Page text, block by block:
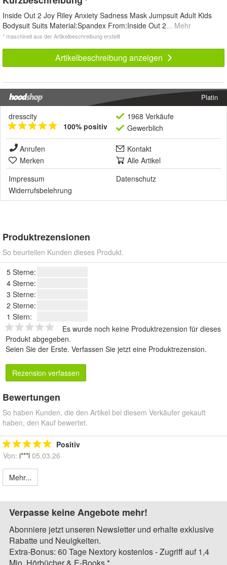
Inside Out 2 Joy Riley Anxiety Sadness Mask Jumpsuit Adult Kids
Bodysuit Suits Material:Spandex From:Inside Out 2... Mehr
* maschinell aus der Artikelbeschreibung erstellt
Artikelbeschreibung anzeigen
Platin
dresscity
100% positiv
1968 Verkäufe
Gewerblich
Anrufen
Kontakt
Merken
Alle Artikel
Impressum
Datenschutz
Widerrufsbelehrung
Produktrezensionen
So beurteilen Kunden dieses Produkt.
5 Sterne:
4 Sterne:
3 Sterne:
2 Sterne:
1 Stern:
Es wurde noch keine Produktrezension für dieses
Produkt abgegeben.
Seien Sie der Erste. Verfassen Sie jetzt eine Produktrezension.
Rezension verfassen
Bewertungen
So haben Kunden, die den Artikel bei diesem Verkäufer gekauft
haben, den Kauf bewertet.
Positiv
Von: i***l 05.03.26
Mehr...
Verpasse keine Angebote mehr!
Abonniere jetzt unseren Newsletter und erhalte exklusive
Rabatte und Neuigkeiten.
Extra-Bonus: 60 Tage Nextory kostenlos - Zugriff auf 1,4
Mio. Hörbücher & E-Books.*